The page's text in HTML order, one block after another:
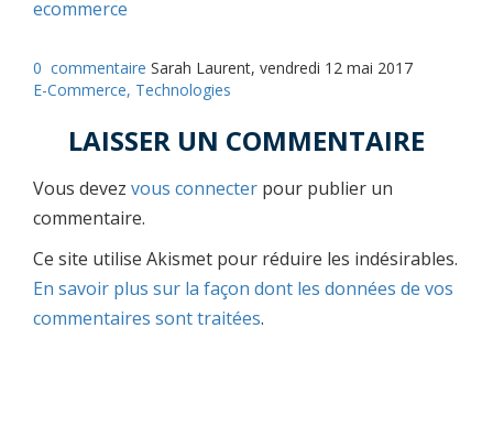
ecommerce
0 commentaire Sarah Laurent, vendredi 12 mai 2017
E-Commerce, Technologies
LAISSER UN COMMENTAIRE
Vous devez vous connecter pour publier un
commentaire.
Ce site utilise Akismet pour réduire les indésirables.
En savoir plus sur la façon dont les données de vos
commentaires sont traitées.